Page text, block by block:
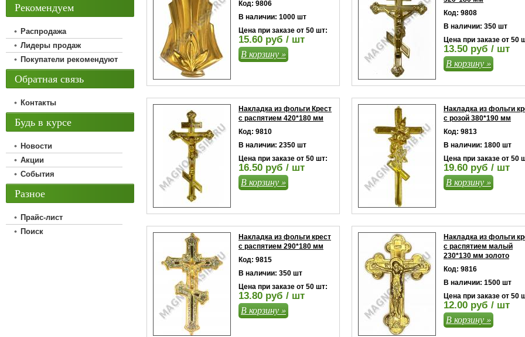
Код: 9806
В наличии: 1000 шт
Цена при заказе от 50 шт:
15.60 руб / шт
В корзину »
Код: 9808
В наличии: 350 шт
Цена при заказе от 50
13.50 руб / шт
В корзину »
Накладка из фольги Крест
с распятием 420*180 мм
Код: 9810
В наличии: 2350 шт
Цена при заказе от 50 шт:
16.50 руб / шт
В корзину »
Накладка из фольги
с розой 380*190 мм
Код: 9813
В наличии: 1800 шт
Цена при заказе от 50
19.60 руб / шт
В корзину »
Накладка из фольги крест
с распятием 290*180 мм
Код: 9815
В наличии: 350 шт
Цена при заказе от 50 шт:
13.80 руб / шт
В корзину »
Накладка из фольги
с распятием малый
230*130 мм золото
Код: 9816
В наличии: 1500 шт
Цена при заказе от 50
12.00 руб / шт
В корзину »
Рекомендуем
Распродажа
Лидеры продаж
Покупатели рекомендуют
Обратная связь
Контакты
Будь в курсе
Новости
Акции
События
Разное
Прайс-лист
Поиск